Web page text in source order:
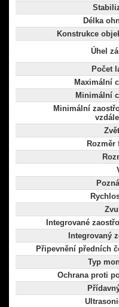
Délka
Konstrukce
Úhel
Počet
Maximální
Minimální
Minimální
Rozměr
Integrované
Integrovaný
Připevnění předních
Typ
Ochrana proti